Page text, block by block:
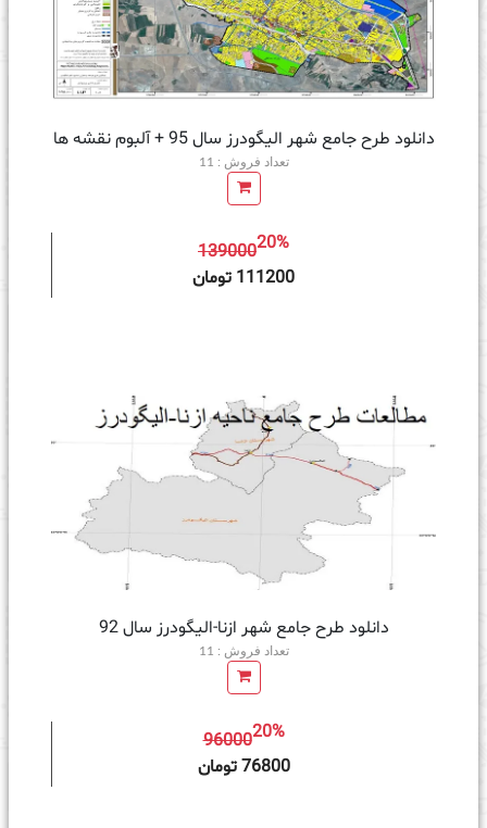
دانلود طرح جامع شهر الیگودرز سال 95 + آلبوم نقشه ها
تعداد فروش : 11
13900020%
111200 تومان
دانلود طرح جامع شهر ازنا-الیگودرز سال 92
تعداد فروش : 11
9600020%
76800 تومان